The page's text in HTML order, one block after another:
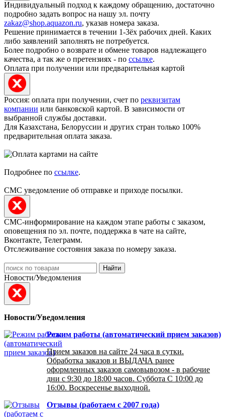
Индивидуальный подход к каждому обращению, достаточно
подробно задать вопрос на нашу эл. почту
zakaz@shop.aquazon.ru, указав номера заказа.
Решение принимается в течении 1-3ёх рабочих дней. Каких
либо заявлений заполнять не потребуется.
Более подробно о возврате и обмене товаров надлежащего
качества, а так же о претензиях - по ссылке.
Оплата при получении или предварительная картой
Россия: оплата при получении, счет по реквизитам
компании или банковской картой. В зависимости от
выбранной службы доставки.
Для Казахстана, Белоруссии и других стран только 100%
предварительная оплата заказа.
Подробнее по ссылке.
СМС уведомление об отправке и приходе посылки.
СМС-информирование на каждом этапе работы с заказом,
оповещения по эл. почте, поддержка в чате на сайте,
Вконтакте, Телеграмм.
Отслеживание состояния заказа по номеру заказа.
Найти
Новости/Уведомления
Новости/Уведомления
Режим работы (автоматический прием заказов)
Прием заказов на сайте 24 часа в сутки.
Обработка заказов и ВЫДАЧА ранее
оформленных заказов самовывозом - в рабочие
дни с 9:30 до 18:00 часов. Суббота С 10:00 до
16:00. Воскресенье выходной.
Отзывы (работаем с 2007 года)